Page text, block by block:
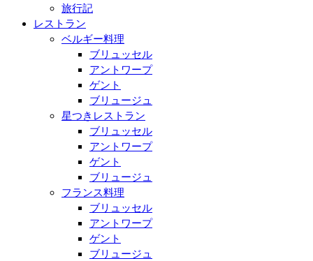
旅行記
レストラン
ベルギー料理
ブリュッセル
アントワープ
ゲント
ブリュージュ
星つきレストラン
ブリュッセル
アントワープ
ゲント
ブリュージュ
フランス料理
ブリュッセル
アントワープ
ゲント
ブリュージュ